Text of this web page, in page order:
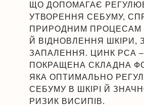
ЩО ДОПОМАГАЄ
УТВОРЕННЯ СЕБУМУ,
ПРИРОДНИМ ПРОЦЕСАМ
Й ВІДНОВЛЕННЯ ШКІРИ,
ЗАПАЛЕННЯ. ЦИНК РСА
ПОКРАЩЕНА СКЛАДНА
ЯКА ОПТИМАЛЬНО
СЕБУМУ В ШКІРІ Й
РИЗИК ВИСИПІВ.